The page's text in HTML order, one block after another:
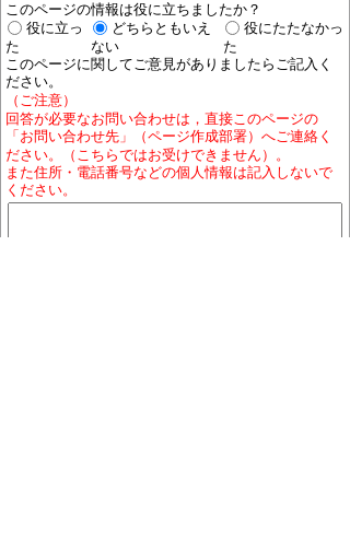
このページの情報は役に立ちましたか？
役に立っ
た
どちらともいえ
ない
役にたたなかっ
た
このページに関してご意見がありましたらご記入く
ださい。
（ご注意）
回答が必要なお問い合わせは，直接このページの
「お問い合わせ先」（ページ作成部署）へご連絡く
ださい。（こちらではお受けできません）。
また住所・電話番号などの個人情報は記入しないで
ください。